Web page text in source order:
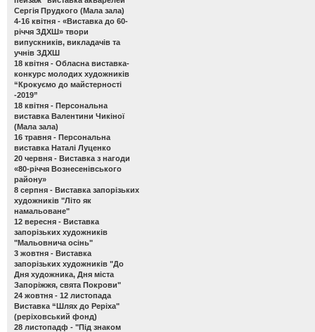
Сергія Прудкого (Мала зала)
4-16 квітня - «Виставка до 60-
річчя ЗДХШ» твори
випускників, викладачів та
учнів ЗДХШ
18 квітня - Обласна виставка-
конкурс молодих художників
“Крокуємо до майстерності
-2019”
18 квітня - Персональна
виставка Валентини Чикіної
(Мала зала)
16 травня - Персональна
виставка Наталі Луценко
20 червня - Виставка з нагоди
«80-річчя Вознесенівського
району»
8 серпня - Виставка запорізьких
художників "Літо як
намальоване"
12 вересня - Виставка
запорізьких художників
"Мальовнича осінь"
3 жовтня - Виставка
запорізьких художників "До
Дня художника, Дня міста
Запоріжжя, свята Покрови"
24 жовтня - 12 листопада
Виставка “Шлях до Реріха"
(реріховський фонд)
28 листопадф - "Під знаком